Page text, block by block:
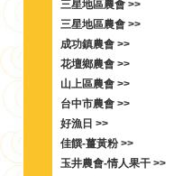
三星地區農會 >>
三星地區農會 >>
成功鎮農會 >>
花壇鄉農會 >>
山上區農會 >>
台中市農會 >>
好漁日 >>
佳饌-薑黃粉 >>
玉井農會-情人果干 >>